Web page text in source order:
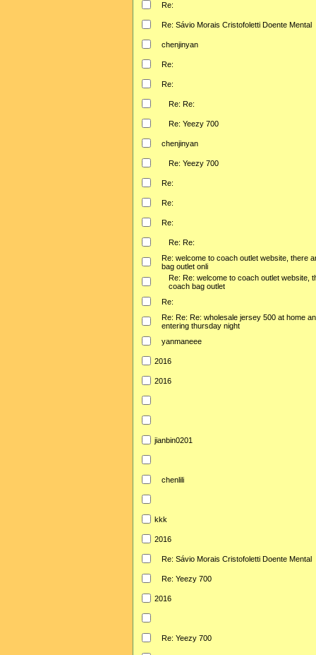
Re:
Re: Sávio Morais Cristofoletti Doente Mental
chenjinyan
Re:
Re:
Re: Re:
Re: Yeezy 700
chenjinyan
Re: Yeezy 700
Re:
Re:
Re:
Re: Re:
Re: welcome to coach outlet website, there
bag outlet onli
Re: Re: welcome to coach outlet website,
coach bag outlet
Re:
Re: Re: Re: wholesale jersey 500 at home
entering thursday night
yanmaneee
2016
2016
jianbin0201
chenlili
kkk
2016
Re: Sávio Morais Cristofoletti Doente Mental
Re: Yeezy 700
2016
Re: Yeezy 700